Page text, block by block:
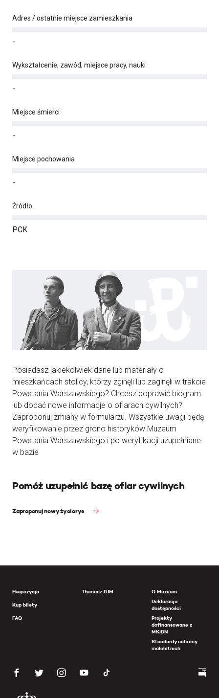
Adres / ostatnie miejsce zamieszkania
-
Wykształcenie, zawód, miejsce pracy, nauki
-
Miejsce śmierci
-
Miejsce pochowania
-
Źródło
PCK
Posiadasz jakiekolwiek dane lub materiały o
mieszkańcach stolicy, którzy zginęli lub zaginęli w trakcie
Powstania Warszawskiego? Chcesz poprawić biogram
lub dodać nowe informacje o ofiarach cywilnych?
Zaproponuj zmiany w formularzu. Wszystkie uwagi będą
weryfikowanie przez grono historyków Muzeum
Powstania Warszawskiego i po weryfikacji uzupełniane
w bazie
Pomóż uzupełnić bazę ofiar cywilnych
Zaproponuj nowy życiorys
Ekspozycja
Kup bilety
FAQ
Tłumacz PJM
O Muzeum
Deklaracja
dostępności
Projekty
dofinansowane z
MKiDN
Standardy ochrony
małoletnich